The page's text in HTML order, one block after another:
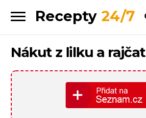
Skip
to
navigation
Skip
to
content
Recepty 24/7
Nákut z lilku a rajčat